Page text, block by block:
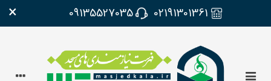
02191301361
09135527035
×